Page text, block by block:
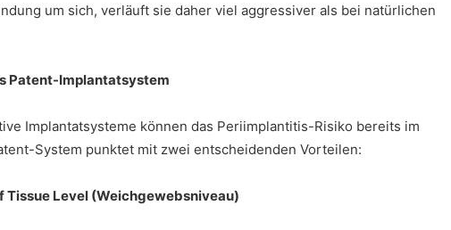
um sich, verläuft sie daher viel aggressiver als bei natürlichen
Patent-Implantatsystem
Implantatsysteme können das Periimplantitis-Risiko bereits im
System punktet mit zwei entscheidenden Vorteilen:
Tissue Level (Weichgewebsniveau)